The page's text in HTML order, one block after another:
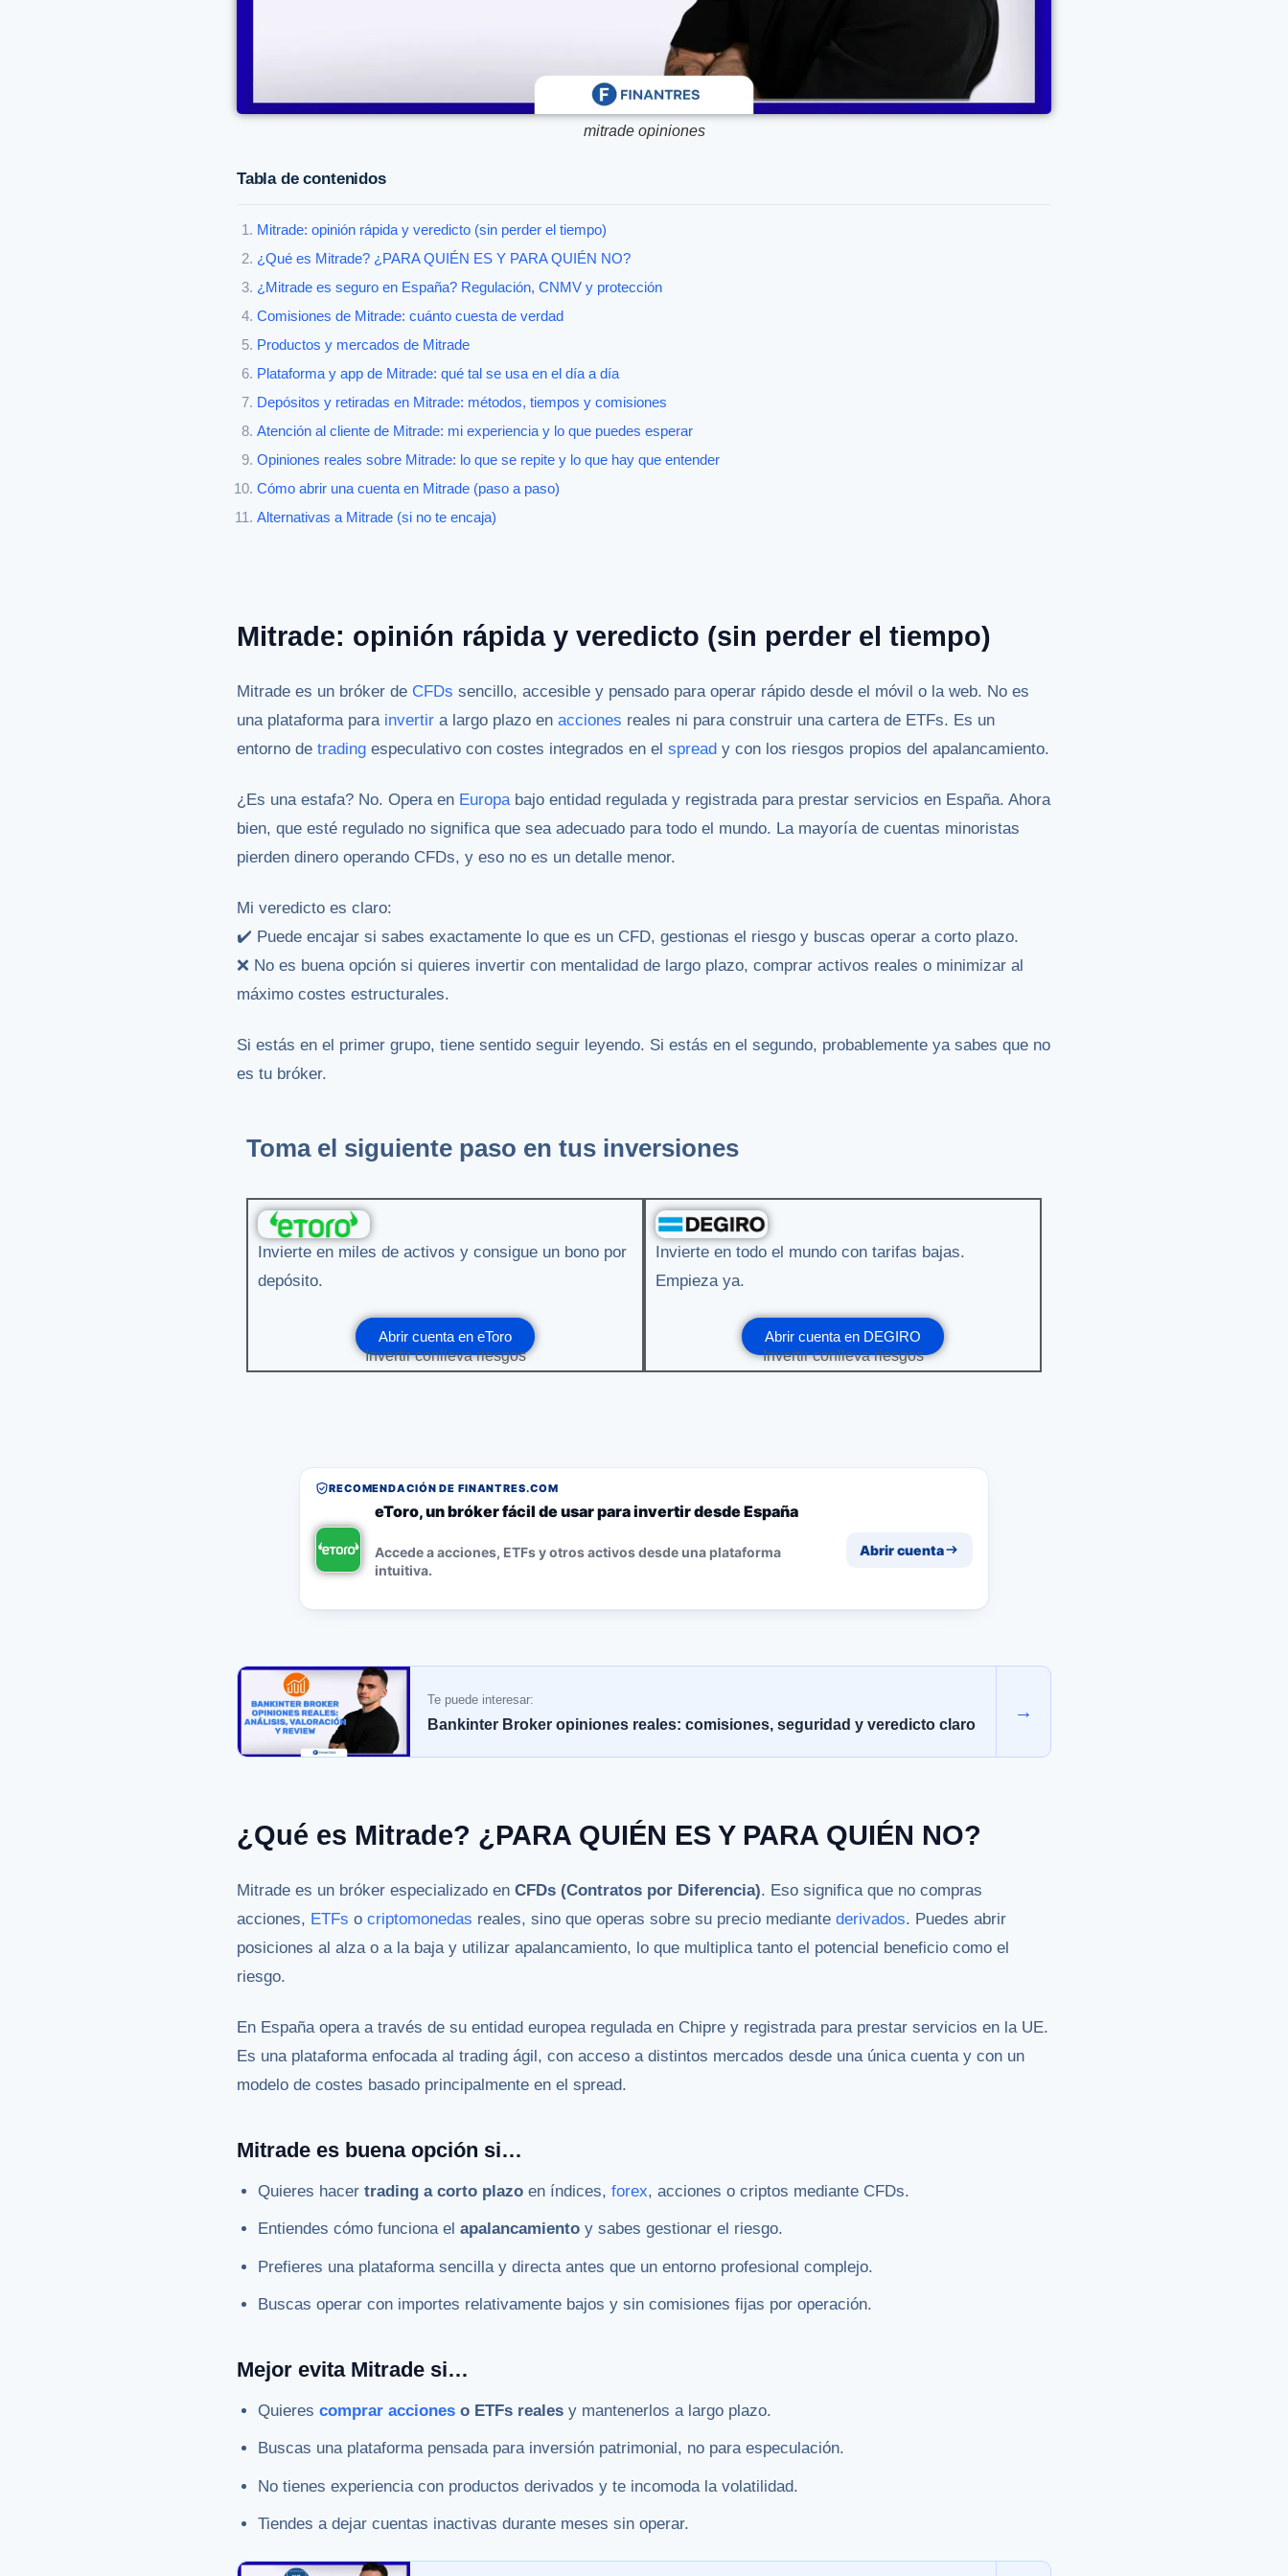
mitrade opiniones
Tabla de contenidos
Mitrade: opinión rápida y veredicto (sin perder el tiempo)
¿Qué es Mitrade? ¿PARA QUIÉN ES Y PARA QUIÉN NO?
¿Mitrade es seguro en España? Regulación, CNMV y protección
Comisiones de Mitrade: cuánto cuesta de verdad
Productos y mercados de Mitrade
Plataforma y app de Mitrade: qué tal se usa en el día a día
Depósitos y retiradas en Mitrade: métodos, tiempos y comisiones
Atención al cliente de Mitrade: mi experiencia y lo que puedes esperar
Opiniones reales sobre Mitrade: lo que se repite y lo que hay que entender
Cómo abrir una cuenta en Mitrade (paso a paso)
Alternativas a Mitrade (si no te encaja)
Mitrade: opinión rápida y veredicto (sin perder el tiempo)
Mitrade es un bróker de CFDs sencillo, accesible y pensado para operar rápido desde el móvil o la web. No es
una plataforma para invertir a largo plazo en acciones reales ni para construir una cartera de ETFs. Es un
entorno de trading especulativo con costes integrados en el spread y con los riesgos propios del apalancamiento.
¿Es una estafa? No. Opera en Europabajo entidad regulada y registrada para prestar servicios en España. Ahora
bien, que esté regulado no significa que sea adecuado para todo el mundo. La mayoría de cuentas minoristas
pierden dinero operando CFDs, y eso no es un detalle menor.
Mi veredicto es claro:
✔️ Puede encajar si sabes exactamente lo que es un CFD, gestionas el riesgo y buscas operar a corto plazo.
❌ No es buena opción si quieres invertir con mentalidad de largo plazo, comprar activos reales o minimizar al
máximo costes estructurales.
Si estás en el primer grupo, tiene sentido seguir leyendo. Si estás en el segundo, probablemente ya sabes que no
es tu bróker.
Toma el siguiente paso en tus inversiones
Invierte en miles de activos y consigue un bono por
depósito.
Abrir cuenta en eToro
Invertir conlleva riesgos
Invierte en todo el mundo con tarifas bajas.
Empieza ya.
Abrir cuenta en DEGIRO
Invertir conlleva riesgos
RECOMENDACIÓN DE FINANTRES.COM
eToro, un bróker fácil de usar para invertir desde España
Accede a acciones, ETFs y otros activos desde una plataforma
intuitiva.
Abrir cuenta
Te puede interesar:
Bankinter Broker opiniones reales: comisiones, seguridad y veredicto claro
→
¿Qué es Mitrade? ¿PARA QUIÉN ES Y PARA QUIÉN NO?
Mitrade es un bróker especializado en CFDs (Contratos por Diferencia). Eso significa que no compras
acciones, ETFs o criptomonedas reales, sino que operas sobre su precio mediante derivados. Puedes abrir
posiciones al alza o a la baja y utilizar apalancamiento, lo que multiplica tanto el potencial beneficio como el
riesgo.
En España opera a través de su entidad europea regulada en Chipre y registrada para prestar servicios en la UE.
Es una plataforma enfocada al trading ágil, con acceso a distintos mercados desde una única cuenta y con un
modelo de costes basado principalmente en el spread.
Mitrade es buena opción si…
Quieres hacertrading a corto plazo en índices,forex, acciones o criptos mediante CFDs.
Entiendes cómo funciona elapalancamiento y sabes gestionar el riesgo.
Prefieres una plataforma sencilla y directa antes que un entorno profesional complejo.
Buscas operar con importes relativamente bajos y sin comisiones fijas por operación.
Mejor evita Mitrade si…
Quierescomprar acciones o ETFs reales y mantenerlos a largo plazo.
Buscas una plataforma pensada para inversión patrimonial, no para especulación.
No tienes experiencia con productos derivados y te incomoda la volatilidad.
Tiendes a dejar cuentas inactivas durante meses sin operar.